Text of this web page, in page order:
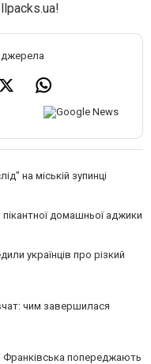
джерела
на міській зупинці
пікантної домашньої аджики
українців про різкий
чим завершилася
Франківська попереджають